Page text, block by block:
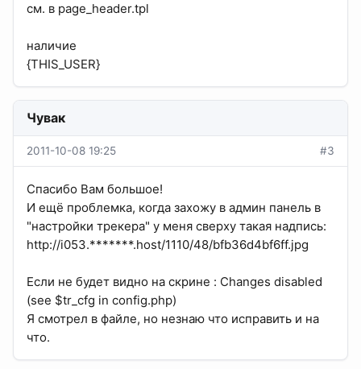
см. в page_header.tpl
наличие
{THIS_USER}
Чувак
2011-10-08 19:25 #3
Спасибо Вам большое!
И ещё проблемка, когда захожу в админ панель в
"настройки трекера" у меня сверху такая надпись:
http://i053.*******.host/1110/48/bfb36d4bf6ff.jpg
Если не будет видно на скрине : Changes disabled
(see $tr_cfg in config.php)
Я смотрел в файле, но незнаю что исправить и на
что.